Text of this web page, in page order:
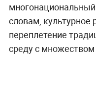
словам, культурное
переплетение
среду с множеством